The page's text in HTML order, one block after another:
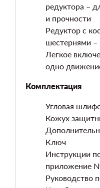
редуктора –
и прочности
Редуктор с
шестернями –
Легкое
одно
Комплектация
Угловая
Кожух
Ключ
Инструкции
приложение
Руководство